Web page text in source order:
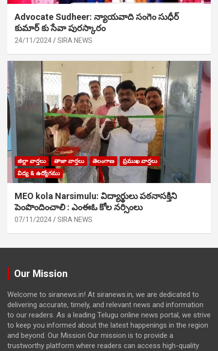
Advocate Sudheer: న్యాయవాది సంగెం సుధీర్
కుమార్ కు సేవా పురస్కారం
24/11/2024 SIRA NEWS
జిల్లా వార్తలు తాజా వార్తలు తెలంగాణ
ప్రముఖ వార్తలు
విద్య & ఉద్యోగము
MEO kola Narsimulu: విద్యార్థులు పఠ‌నాసక్తిని
పెంపొందించాలి : ఎంఈఓ కోల నర్సింలు
07/11/2024 SIRA NEWS
Our Mission
Welcome to siranews.in! At siranews.in, we are dedicated to
delivering accurate, timely, and relevant news and information
to our readers. As a leading Telugu online news portal, we strive
to keep you informed about the latest happenings in the region
and beyond. Our Mission Our mission is to provide a
trustworthy platform where readers can access high-quality